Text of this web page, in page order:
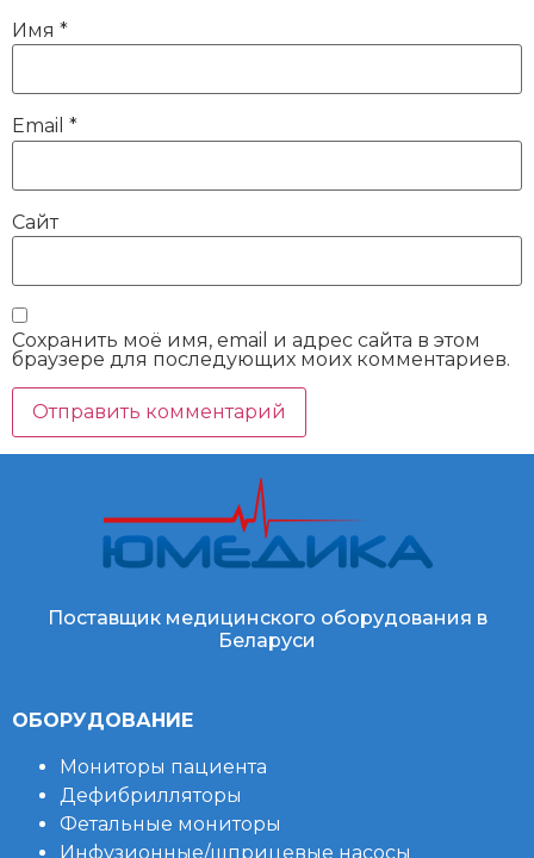
Имя *
Email *
Сайт
Сохранить моё имя, email и адрес сайта в этом
браузере для последующих моих комментариев.
Поставщик медицинского оборудования в
Беларуси
ОБОРУДОВАНИЕ
Мониторы пациента
Дефибрилляторы
Фетальные мониторы
Инфузионные/шприцевые насосы